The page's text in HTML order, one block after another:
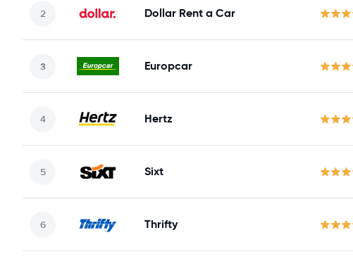
Dollar Rent a Car
Europcar
Hertz
Sixt
Thrifty